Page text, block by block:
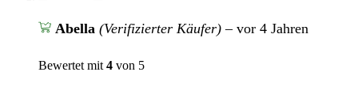
Abella (Verifizierter Käufer) – vor 4 Jahren
Bewertet mit 4 von 5